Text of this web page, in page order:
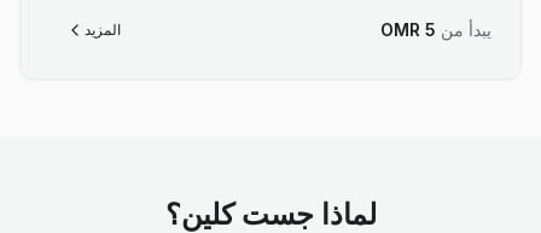
يبدأ من OMR 5 المزيد
لماذا جست كلين؟